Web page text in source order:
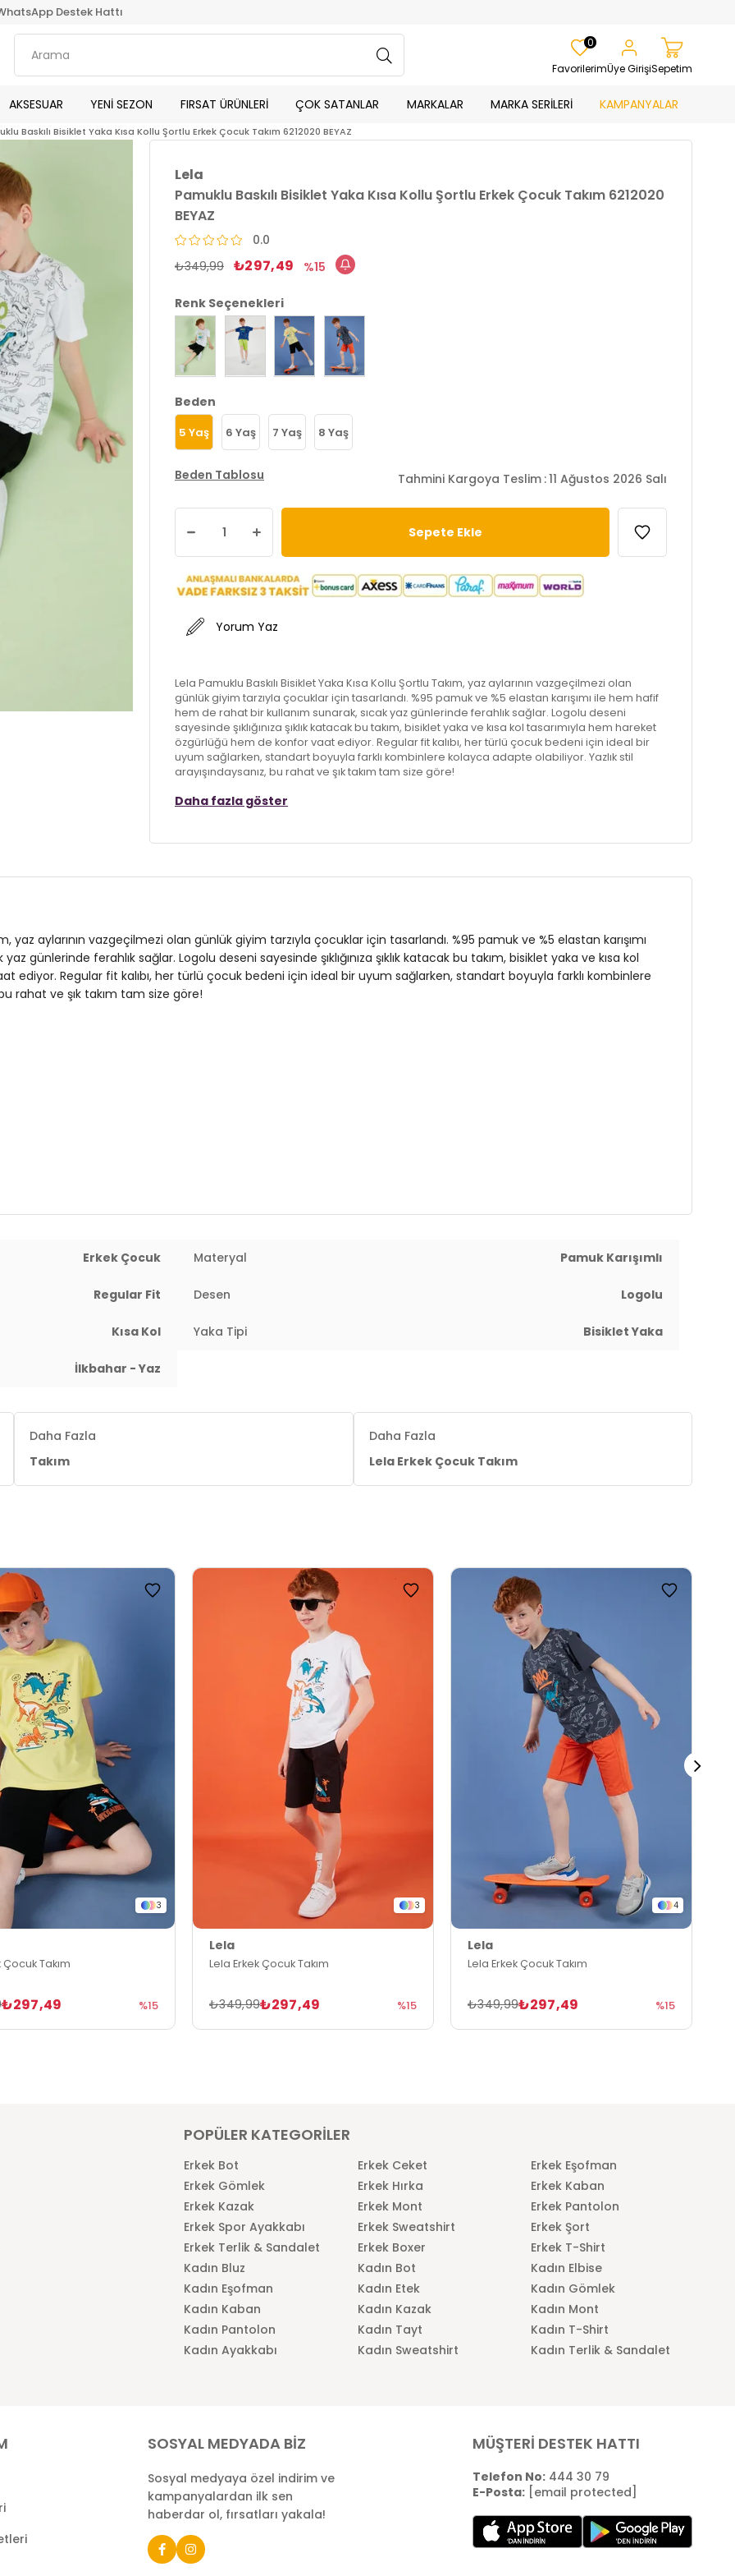
Destek Hattı
Favorilerim
0
Üye GirişiSepetim
AKSESUAR YENİ SEZON FIRSAT ÜRÜNLERİ ÇOK SATANLAR MARKALAR MARKA SERİLERİ KAMPANYALAR
Baskılı Bisiklet Yaka Kısa Kollu Şortlu Erkek Çocuk Takım 6212020 BEYAZ
Lela
Pamuklu Baskılı Bisiklet Yaka Kısa Kollu Şortlu Erkek Çocuk Takım 6212020
BEYAZ
0.0
₺349,99 ₺297,49 15
Renk Seçenekleri
Beden
5 Yaş 6 Yaş 7 Yaş 8 Yaş
Beden Tablosu Tahmini Kargoya Teslim :11 Ağustos 2026 Salı
Yorum Yaz
Lela Pamuklu Baskılı Bisiklet Yaka Kısa Kollu Şortlu Takım, yaz aylarının vazgeçilmezi olan
günlük giyim tarzıyla çocuklar için tasarlandı. %95 pamuk ve %5 elastan karışımı ile hem hafif
hem de rahat bir kullanım sunarak, sıcak yaz günlerinde ferahlık sağlar. Logolu deseni
sayesinde şıklığınıza şıklık katacak bu takım, bisiklet yaka ve kısa kol tasarımıyla hem hareket
özgürlüğü hem de konfor vaat ediyor. Regular fit kalıbı, her türlü çocuk bedeni için ideal bir
uyum sağlarken, standart boyuyla farklı kombinlere kolayca adapte olabiliyor. Yazlık stil
arayışındaysanız, bu rahat ve şık takım tam size göre!
Giyim Tarzı:Günlük/Casual
Desen:Logolu
Materyal: %95 PAMUK %5 ELESTAN
Yaka Tipi:Bisiklet Yaka
Kol Tipi:
Daha fazla göster
yaz aylarının vazgeçilmezi olan günlük giyim tarzıyla çocuklar için tasarlandı. %95 pamuk ve %5 elastan karışımı
günlerinde ferahlık sağlar. Logolu deseni sayesinde şıklığınıza şıklık katacak bu takım, bisiklet yaka ve kısa kol
ediyor. Regular fit kalıbı, her türlü çocuk bedeni için ideal bir uyum sağlarken, standart boyuyla farklı kombinlere
rahat ve şık takım tam size göre!
Erkek Çocuk Materyal Pamuk Karışımlı
Regular Fit Desen Logolu
Kısa Kol Yaka Tipi Bisiklet Yaka
İlkbahar - Yaz
Daha Fazla
Takım
Daha Fazla
Lela Erkek Çocuk Takım
3
Çocuk Takım
₺297,49 %15
3
Lela
Lela Erkek Çocuk Takım
₺297,49
₺349,99 %15
4
Lela
Lela Erkek Çocuk Takım
₺297,49
₺349,99 %15
POPÜLER KATEGORİLER
Erkek Bot Erkek Ceket
Erkek Eşofman
Erkek Gömlek
Erkek Hırka
Erkek Kaban
Erkek Kazak
Erkek Mont
Erkek Pantolon
Erkek Spor Ayakkabı
Erkek Sweatshirt
Erkek Şort
Erkek Terlik & Sandalet
Erkek Boxer
Erkek T-Shirt
Kadın Bluz
Kadın Bot
Kadın Elbise
Kadın Eşofman
Kadın Etek
Kadın Gömlek
Kadın Kaban
Kadın Kazak
Kadın Mont
Kadın Pantolon
Kadın Tayt
Kadın T-Shirt
Kadın Ayakkabı
Kadın Sweatshirt Kadın Terlik & Sandalet
SOSYAL MEDYADA BİZ
Sosyal medyaya özel indirim ve
kampanyalardan ilk sen
haberdar ol, fırsatları yakala!
MÜŞTERİ DESTEK HATTI
Telefon No:444 30 79
E-Posta: [email protected]